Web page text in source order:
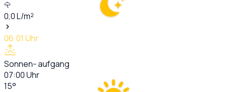
0,0L/m²
06:01 Uhr
Sonnen- aufgang
07:00Uhr
15°